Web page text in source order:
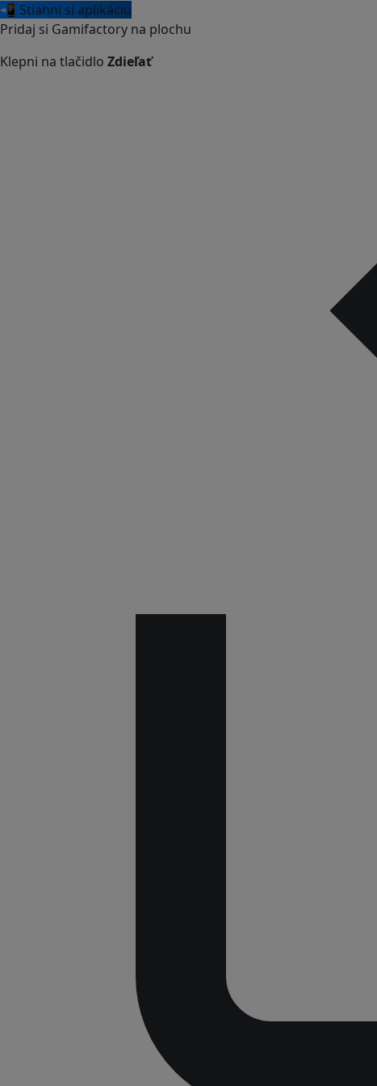
📲 Stiahni si aplikáciu
Pridaj si Gamifactory na plochu
Klepni na tlačidlo Zdieľať